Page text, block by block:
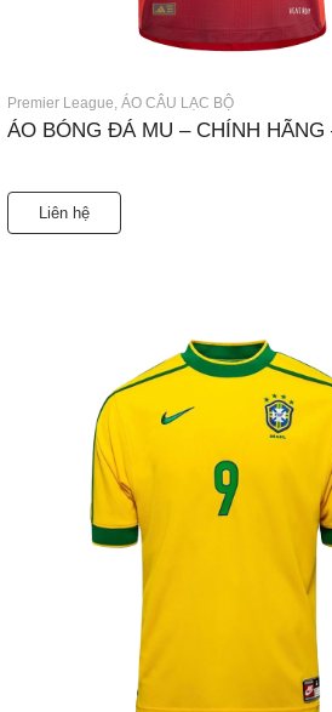
Premier League, ÁO CÂU LẠC BỘ
ÁO BÓNG ĐÁ MU – CHÍNH HÃNG
Liên hệ